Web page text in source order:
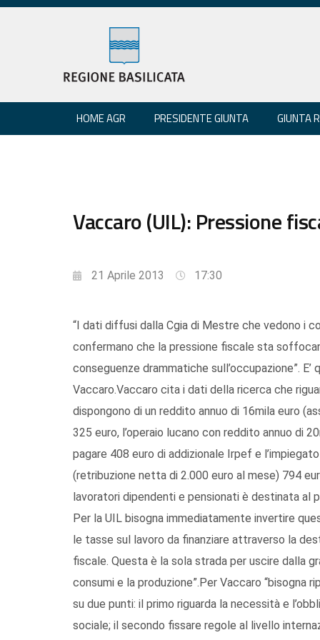
HOME AGR PRESIDENTE GIUNTA GIUNTA
Vaccaro (UIL): Pressione
21 Aprile 2013 17:30
“I dati diffusi dalla Cgia di Mestre che vedono i
confermano che la pressione fiscale sta
conseguenze drammatiche sull’occupazione”.
Vaccaro.Vaccaro cita i dati della ricerca che
dispongono di un reddito annuo di 16mila euro
325 euro, l’operaio lucano con reddito annuo di
pagare 408 euro di addizionale Irpef e
(retribuzione netta di 2.000 euro al mese) 794
lavoratori dipendenti e pensionati è destinata al
Per la UIL bisogna immediatamente invertire
le tasse sul lavoro da finanziare attraverso la
fiscale. Questa è la sola strada per uscire dalla
consumi e la produzione”.Per Vaccaro
su due punti: il primo riguarda la necessità e
sociale; il secondo fissare regole al livello